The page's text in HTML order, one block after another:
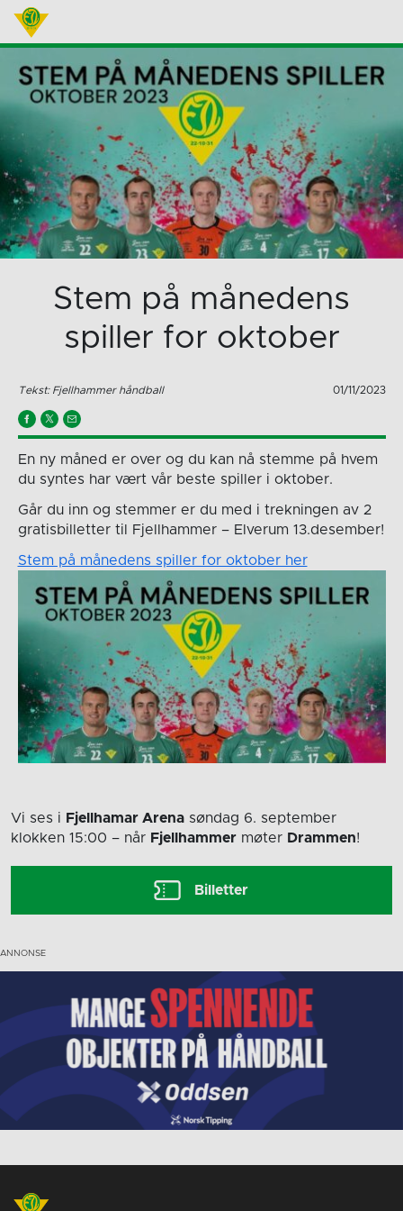
Stem på månedens
spiller for oktober
Tekst: Fjellhammer håndball 01/11/2023
En ny måned er over og du kan nå stemme på hvem
du syntes har vært vår beste spiller i oktober.
Går du inn og stemmer er du med i trekningen av 2
gratisbilletter til Fjellhammer – Elverum 13.desember!
Stem på månedens spiller for oktober her
Vi ses i Fjellhamar Arena søndag 6. september
klokken 15:00 – når Fjellhammer møter Drammen!
Billetter